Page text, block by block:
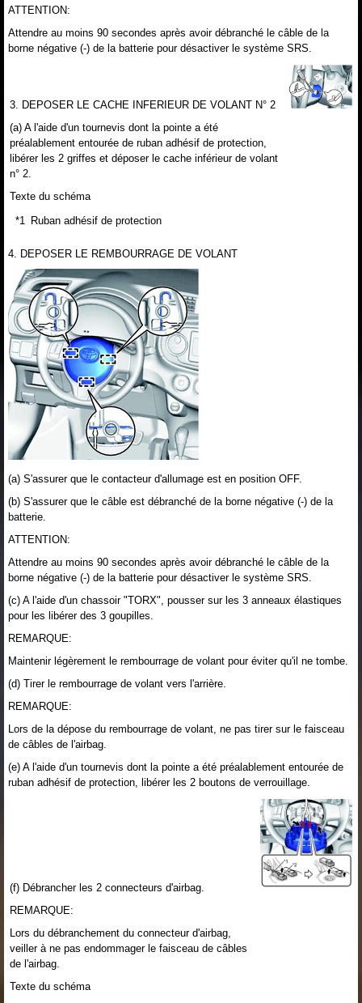
ATTENTION:
Attendre au moins 90 secondes après avoir débranché le câble de la
borne négative (-) de la batterie pour désactiver le système SRS.
3. DEPOSER LE CACHE INFERIEUR DE VOLANT N° 2
(a) A l'aide d'un tournevis dont la pointe a été
préalablement entourée de ruban adhésif de protection,
libérer les 2 griffes et déposer le cache inférieur de volant
n° 2.
Texte du schéma
*1
Ruban adhésif de protection
4. DEPOSER LE REMBOURRAGE DE VOLANT
(a) S'assurer que le contacteur d'allumage est en position OFF.
(b) S'assurer que le câble est débranché de la borne négative (-) de la
batterie.
ATTENTION:
Attendre au moins 90 secondes après avoir débranché le câble de la
borne négative (-) de la batterie pour désactiver le système SRS.
(c) A l'aide d'un chassoir "TORX", pousser sur les 3 anneaux élastiques
pour les libérer des 3 goupilles.
REMARQUE:
Maintenir légèrement le rembourrage de volant pour éviter qu'il ne tombe.
(d) Tirer le rembourrage de volant vers l'arrière.
REMARQUE:
Lors de la dépose du rembourrage de volant, ne pas tirer sur le faisceau
de câbles de l'airbag.
(e) A l'aide d'un tournevis dont la pointe a été préalablement entourée de
ruban adhésif de protection, libérer les 2 boutons de verrouillage.
(f) Débrancher les 2 connecteurs d'airbag.
REMARQUE:
Lors du débranchement du connecteur d'airbag,
veiller à ne pas endommager le faisceau de câbles
de l'airbag.
Texte du schéma